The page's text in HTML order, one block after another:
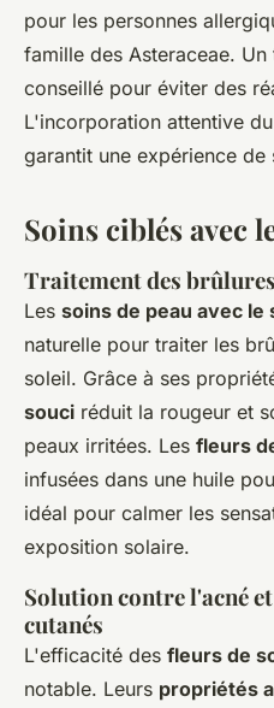
pour les personnes
famille des Asteraceae.
conseillé pour éviter des
L'incorporation attentive
garantit une expérience de
Soins ciblés avec
Traitement des
Les soins de peau avec le
naturelle pour traiter les
soleil. Grâce à ses
souci réduit la rougeur et
peaux irritées. Les fleurs
infusées dans une huile
idéal pour calmer les
exposition solaire.
Solution contre l'acné
cutanés
L'efficacité des fleurs de
notable. Leurs propriétés